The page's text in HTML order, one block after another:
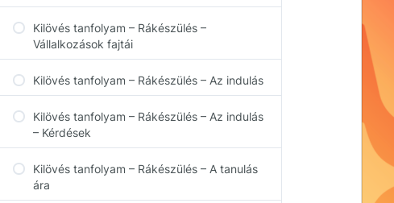
Kilövés tanfolyam – Rákészülés –
Vállalkozások fajtái
Kilövés tanfolyam – Rákészülés – Az indulás
Kilövés tanfolyam – Rákészülés – Az indulás
– Kérdések
Kilövés tanfolyam – Rákészülés – A tanulás
ára